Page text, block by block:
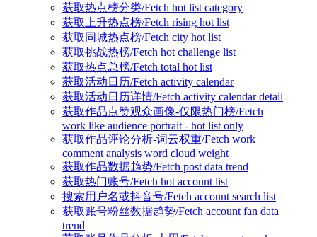
获取热点榜分类/Fetch hot list category
获取上升热点榜/Fetch rising hot list
获取同城热点榜/Fetch city hot list
获取挑战热榜/Fetch hot challenge list
获取热点总榜/Fetch total hot list
获取活动日历/Fetch activity calendar
获取活动日历详情/Fetch activity calendar detail
获取作品点赞观众画像-仅限热门榜/Fetch
work like audience portrait - hot list only
获取作品评论分析-词云权重/Fetch work
comment analysis word cloud weight
获取作品数据趋势/Fetch post data trend
获取热门账号/Fetch hot account list
搜索用户名或抖音号/Fetch account search list
获取账号粉丝数据趋势/Fetch account fan data
trend